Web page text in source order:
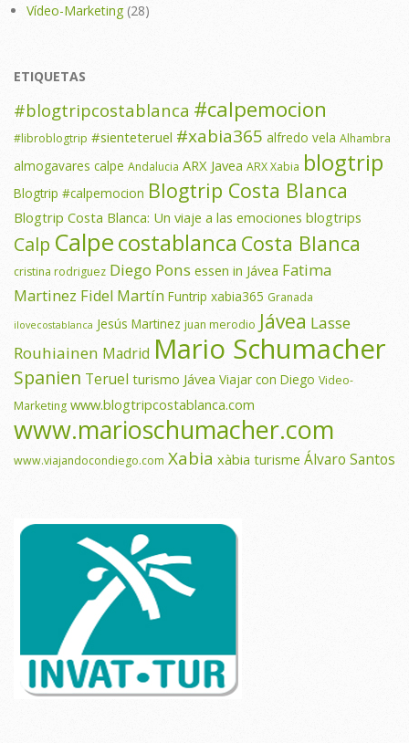
Vídeo-Marketing (28)
ETIQUETAS
#blogtripcostablanca #calpemocion
#libroblogtrip #sienteteruel #xabia365 alfredo vela Alhambra
almogavares calpe Andalucia ARX Javea ARX Xabia blogtrip
Blogtrip #calpemocion Blogtrip Costa Blanca
Blogtrip Costa Blanca: Un viaje a las emociones blogtrips
Calp Calpecostablanca Costa Blanca
cristina rodriguez Diego Pons essen in Jávea Fatima
Martinez Fidel Martín Funtrip xabia365 Granada
ilovecostablanca Jesús Martinez juan merodio Jávea Lasse
Rouhiainen Madrid Mario Schumacher
Spanien Teruel turismo Jávea Viajar con Diego Video-
Marketing www.blogtripcostablanca.com
www.marioschumacher.com
www.viajandocondiego.com Xabia xàbia turisme Álvaro Santos